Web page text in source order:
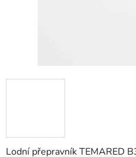
Lodní přepravník TEMARED